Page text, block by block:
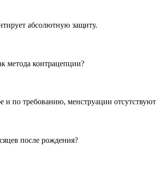
абсолютную защиту.
метода контрацепции?
по требованию, менструации
после рождения?